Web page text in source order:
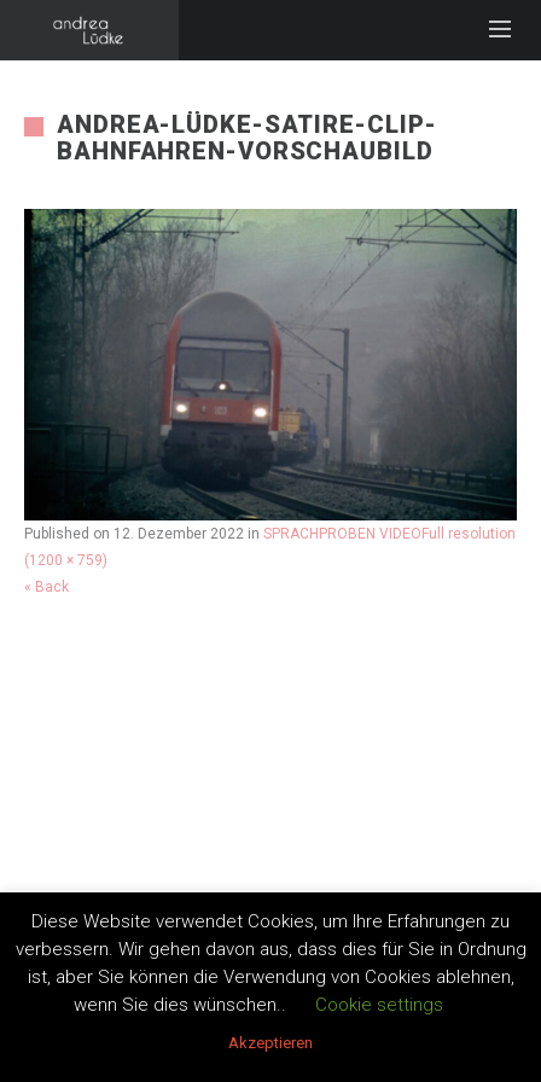
ANDREA-LÜDKE-SATIRE-CLIP-
BAHNFAHREN-VORSCHAUBILD
Published on 12. Dezember 2022 in SPRACHPROBEN VIDEO Full resolution
(1200 × 759)
« Back
Copyright by Andrea Lüdke 2020. All Rights Reserved.
Diese Website verwendet Cookies, um Ihre Erfahrungen zu
verbessern. Wir gehen davon aus, dass dies für Sie in Ordnung
ist, aber Sie können die Verwendung von Cookies ablehnen,
wenn Sie dies wünschen..
Cookie settings
Akzeptieren